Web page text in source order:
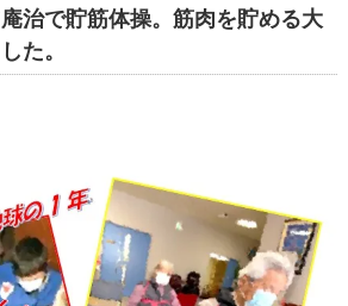
治で貯筋体操。筋肉を貯める大
た。